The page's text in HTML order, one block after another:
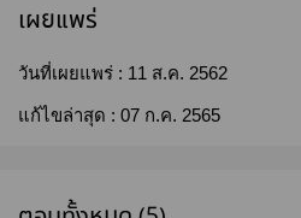
เผยแพร่
วันที่เผยแพร่ : 11 ส.ค. 2562
แก้ไขล่าสุด : 07 ก.ค. 2565